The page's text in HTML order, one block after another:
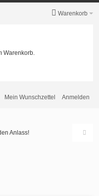
Warenkorb
Warenkorb.
Mein Wunschzettel Anmelden